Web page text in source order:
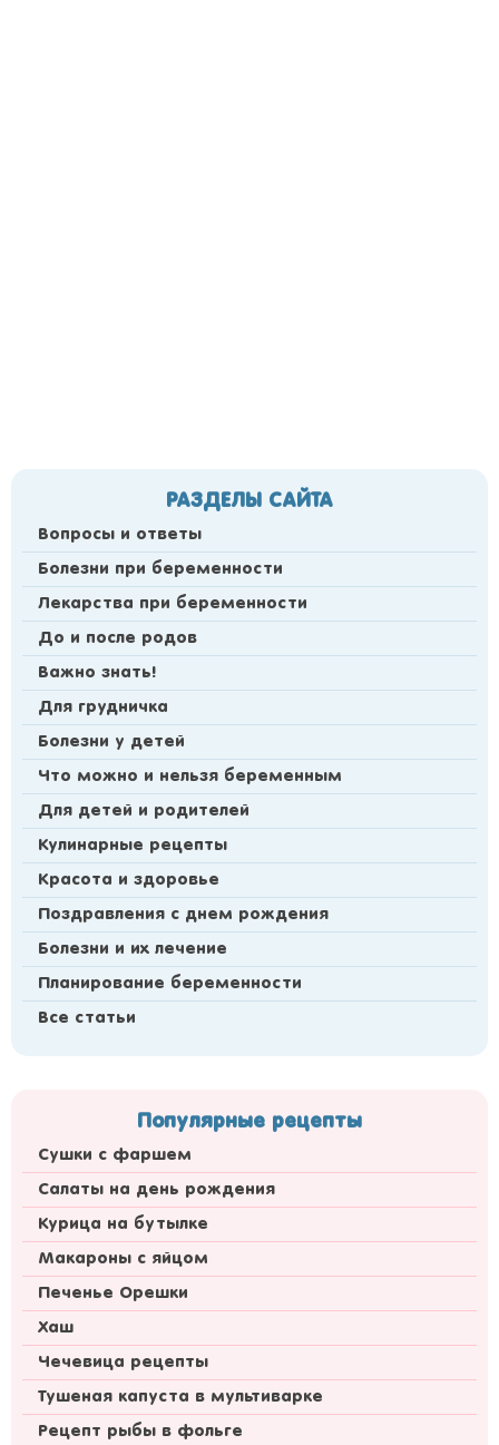
РАЗДЕЛЫ САЙТА
Вопросы и ответы
Болезни при беременности
Лекарства при беременности
До и после родов
Важно знать!
Для грудничка
Болезни у детей
Что можно и нельзя беременным
Для детей и родителей
Кулинарные рецепты
Красота и здоровье
Поздравления с днем рождения
Болезни и их лечение
Планирование беременности
Все статьи
Популярные рецепты
Сушки с фаршем
Салаты на день рождения
Курица на бутылке
Макароны с яйцом
Печенье Орешки
Хаш
Чечевица рецепты
Тушеная капуста в мультиварке
Рецепт рыбы в фольге